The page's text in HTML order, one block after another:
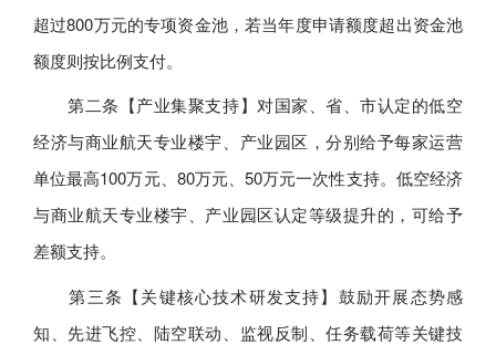
超过800万元的专项资金池，若当年度申请额度超出资金池
额度则按比例支付。
第二条【产业集聚支持】对国家、省、市认定的低空
经济与商业航天专业楼宇、产业园区，分别给予每家运营
单位最高100万元、80万元、50万元一次性支持。低空经济
与商业航天专业楼宇、产业园区认定等级提升的，可给予
差额支持。
第三条【关键核心技术研发支持】鼓励开展态势感
知、先进飞控、陆空联动、监视反制、任务载荷等关键技